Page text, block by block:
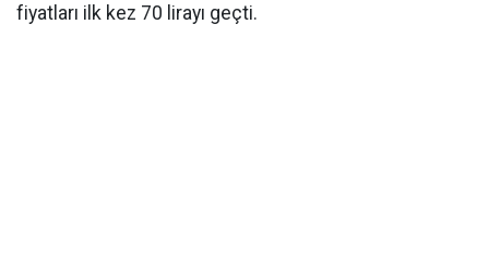
fiyatları ilk kez 70 lirayı geçti.